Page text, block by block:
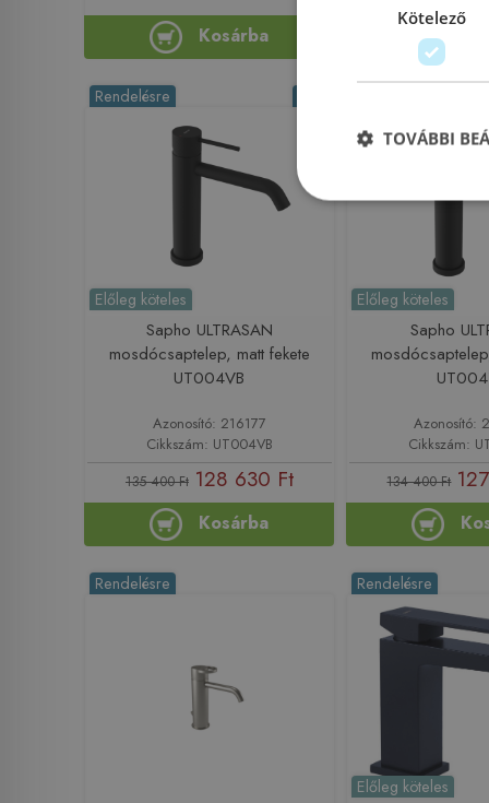
Kosárba
Rendelésre
Előleg köteles
Sapho ULTRASAN
mosdócsaptelep, matt fekete
UT004VB
Azonosító: 216177
Cikkszám: UT004VB
135 400 Ft 128 630 Ft
Kosárba
Előleg köteles
Sapho
Azonosító:
Cikkszám:
134 400 Ft
Rendelésre Rendelésre
Előleg köteles
Kötelező
TOVÁBBI